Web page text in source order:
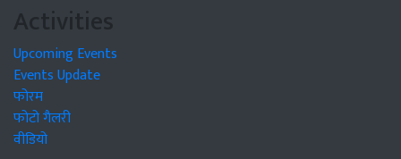
Activities
Upcoming Events
Events Update
फोरम
फोटो गैलरी
वीडियो